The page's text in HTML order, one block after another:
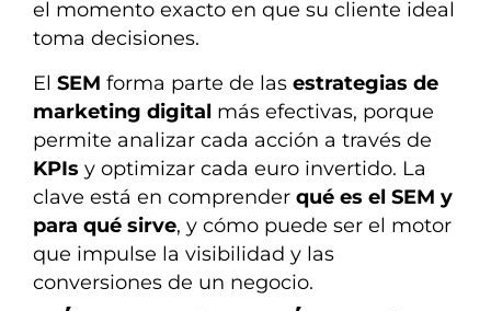
el momento exacto en que su cliente ideal
toma decisiones.
El SEM forma parte de las estrategias de
marketing digital más efectivas, porque
permite analizar cada acción a través de
KPIs y optimizar cada euro invertido. La
clave está en comprender qué es el SEM y
para qué sirve, y cómo puede ser el motor
que impulse la visibilidad y las
conversiones de un negocio.